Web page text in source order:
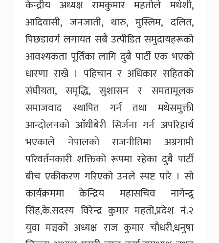
केन्द्रीय अध्यक्ष रामकुमार महतोले मधेशी,
आदिवासी, जनजाती, थारु, मुस्लिम, दलित,
पिछडावर्ग लगायत सबै उत्पीडित समुदायहरूको
आवश्यकता पूर्तिका लागि दुबै पार्टी एक भएको
धारणा राखे । पहिचान र अधिकार सहितको
संघीयता, समृद्धि, सुशासन र समतामूलक
समाजवाद स्थापित गर्न तथा मधेसमुक्ती
आन्दोलनको आँधीबेरी सिर्जना गर्न अपरिहार्य
भएकाले नेपालको राजनीतिमा अग्रगामी
परिवर्तनकारी शक्तिको रूपमा रहेका दुबै पार्टी
बीच एकीकरण गरिएको उनले स्पष्ट पारे । सो
कार्यक्रममा केन्द्रिय महासचिव नागेन्द्र्र
सिंह,के.सदस्य विरेन्द्र कुमार महतो,प्रदेश नं.२
युवा मञ्चको अध्यक्ष राज कुमार चौधरी,धनुषा